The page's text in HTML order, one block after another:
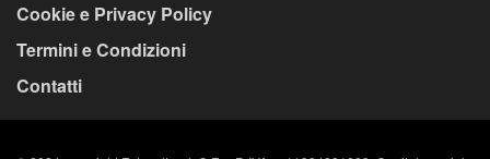
Cookie e Privacy Policy
Termini e Condizioni
Contatti